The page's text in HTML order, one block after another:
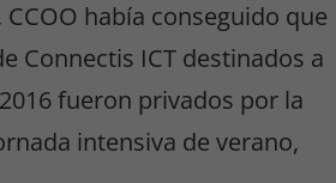
había conseguido que
Connectis ICT destinados a
fueron privados por la
intensiva de verano,